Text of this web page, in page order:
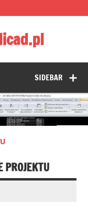
SIDEBAR
PROJEKTU